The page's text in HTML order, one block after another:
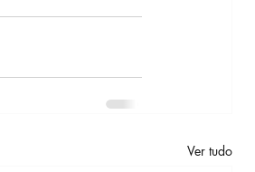
Ver tudo